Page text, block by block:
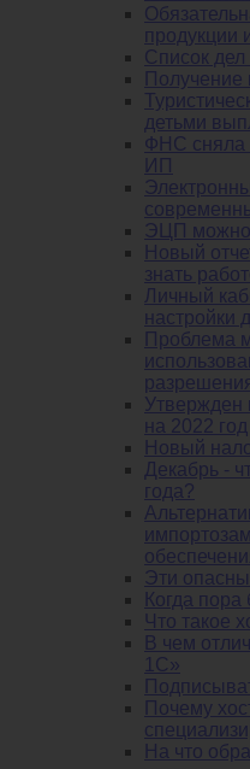
продукции
Список дел
Получение
детьми
ФНС сняла
ИП
ЭЦП можно
Новый
знать
Личный
настройки
Проблема
Утвержден
на 2022 год
Новый
Декабрь -
года?
Эти
Когда
Что такое
В чем
1С»
Почему
На что